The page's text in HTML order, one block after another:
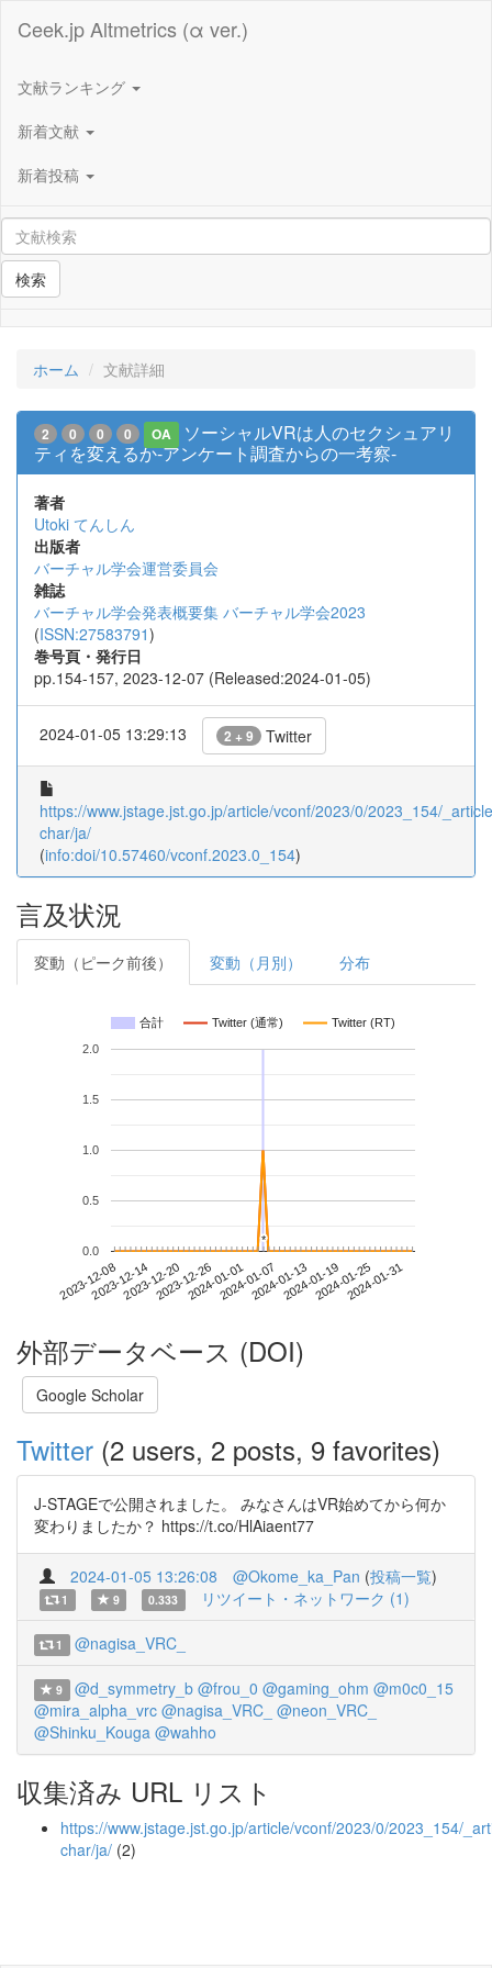
Ceek.jp Altmetrics (α ver.)
文献ランキング
新着文献
新着投稿
検索
ホーム 文献詳細
2 0 0 0 OA
ソーシャルVRは人のセクシュアリ
ティを変えるか-アンケート調査からの一考察-
著者
Utoki てんしん
出版者
バーチャル学会運営委員会
雑誌
バーチャル学会発表概要集 バーチャル学会2023
(ISSN:27583791)
巻号頁・発行日
pp.154-157, 2023-12-07 (Released:2024-01-05)
2024-01-05 13:29:13 2 + 9 Twitter
https://www.jstage.jst.go.jp/article/vconf/2023/0/2023_154/
char/ja/
(info:doi/10.57460/vconf.2023.0_154)
言及状況
変動（ピーク前後） 変動（月別） 分布
合計 Twitter (通常) Twitter (RT)
2023-12-082023-12-142023-12-202023-12-262024-01-012024-01-072024-01-132024-01-192024-01-252024-01-31
0.0
0.5
1.0
1.5
2.0
*
*
外部データベース (DOI)
Google Scholar
Twitter (2 users, 2 posts, 9 favorites)
J-STAGEで公開されました。 みなさんはVR始めてから何か
変わりましたか？ https://t.co/HlAiaent77
2024-01-05 13:26:08 @Okome_ka_Pan (投稿一覧)
1 9 0.333 リツイート・ネットワーク (1)
1 @nagisa_VRC_
9 @d_symmetry_b @frou_0 @gaming_ohm @m0c0_15
@mira_alpha_vrc @nagisa_VRC_ @neon_VRC_
@Shinku_Kouga @wahho
収集済み URL リスト
https://www.jstage.jst.go.jp/article/vconf/2023/0/2023_154/
char/ja/ (2)